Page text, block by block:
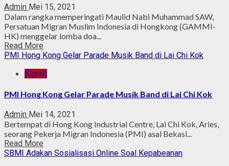
Admin Mei 15, 2021
Dalam rangka memperingati Maulid Nabi Muhammad SAW,
Persatuan Migran Muslim Indonesia di Hongkong (GAMMI-
HK) menggelar lomba doa...
Read More
PMI Hong Kong Gelar Parade Musik Band di Lai Chi Kok
Kiprah
PMI Hong Kong Gelar Parade Musik Band di Lai Chi Kok
Admin Mei 14, 2021
Bertempat di Hong Kong Industrial Centre, Lai Chi Kok, Aries,
seorang Pekerja Migran Indonesia (PMI) asal Bekasi...
Read More
SBMI Adakan Sosialisasi Online Soal Kepabeanan